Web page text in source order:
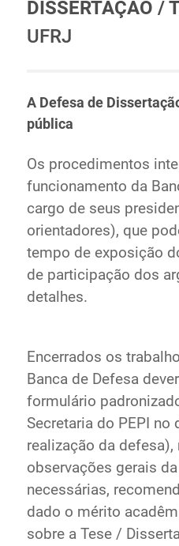
DISSERTAÇÃO /
UFRJ
A Defesa de
pública
Os procedimentos
funcionamento da
cargo de seus
orientadores), que
tempo de exposição
de participação dos
detalhes.
Encerrados os
Banca de Defesa
formulário
Secretaria do PEPI no
realização da
observações gerais
necessárias,
dado o mérito
sobre a Tese /